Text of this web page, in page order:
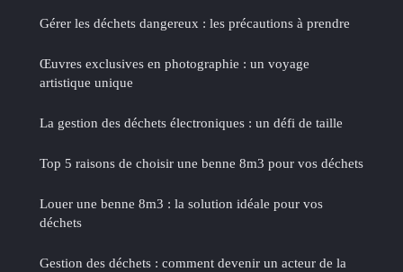
Gérer les déchets dangereux : les précautions à prendre
Œuvres exclusives en photographie : un voyage
artistique unique
La gestion des déchets électroniques : un défi de taille
Top 5 raisons de choisir une benne 8m3 pour vos déchets
Louer une benne 8m3 : la solution idéale pour vos
déchets
Gestion des déchets : comment devenir un acteur de la